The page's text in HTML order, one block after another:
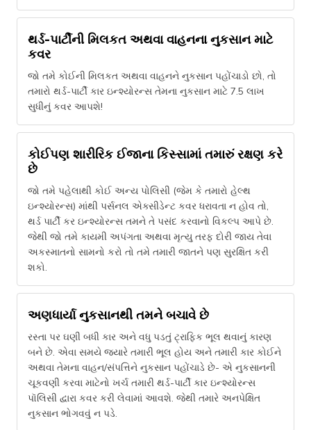
થર્ડ-પાર્ટીની મિલકત અથવા વાહનના નુકસાન માટે
કવર
જો તમે કોઈની મિલકત અથવા વાહનને નુકસાન પહોંચાડો છો, તો
તમારો થર્ડ-પાર્ટી કાર ઇન્શ્યોરન્સ તેમના નુકસાન માટે 7.5 લાખ
સુધીનું કવર આપશે!
કોઈપણ શારીરિક ઈજાના કિસ્સામાં તમારું રક્ષણ કરે
છે
જો તમે પહેલાથી કોઈ અન્ય પોલિસી (જેમ કે તમારો હેલ્થ
ઇન્શ્યોરન્સ) માંથી પર્સનલ એક્સીડેન્ટ કવર ધરાવતા ન હોવ તો,
થર્ડ પાર્ટી કર ઇન્શ્યોરન્સ તમને તે પસંદ કરવાનો વિકલ્પ આપે છે.
જેથી જો તમે કાયમી અપંગતા અથવા મૃત્યુ તરફ દોરી જાય તેવા
અકસ્માતનો સામનો કરો તો તમે તમારી જાતને પણ સુરક્ષિત કરી
શકો.
અણધાર્યા નુકસાનથી તમને બચાવે છે
રસ્તા પર ઘણી બધી કાર અને વધુ પડતું ટ્રાફિક ભૂલ થવાનું કારણ
બને છે. એવા સમયે જ્યારે તમારી ભૂલ હોય અને તમારી કાર કોઈને
અથવા તેમના વાહન/સંપત્તિને નુકસાન પહોંચાડે છે- એ નુકસાનની
ચૂકવણી કરવા માટેનો ખર્ચ તમારી થર્ડ-પાર્ટી કાર ઇન્શ્યોરન્સ
પૉલિસી દ્વારા કવર કરી લેવામાં આવશે. જેથી તમારે અનપેક્ષિત
નુકસાન ભોગવવું ન પડે.